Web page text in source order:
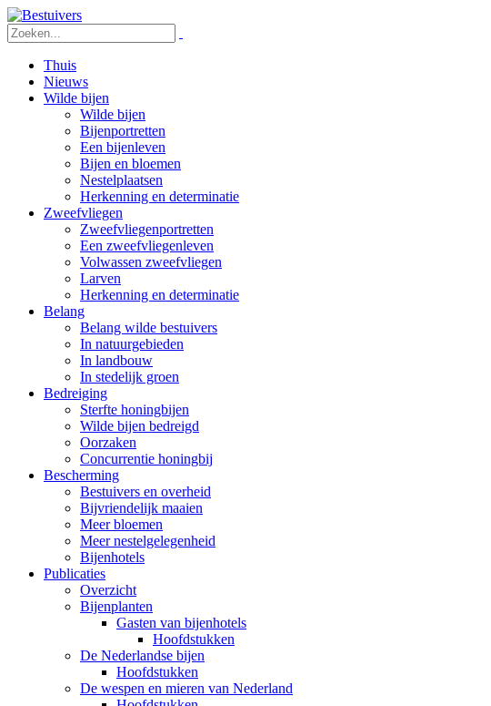
Thuis
Nieuws
Wilde bijen
Wilde bijen
Bijenportretten
Een bijenleven
Bijen en bloemen
Nestelplaatsen
Herkenning en determinatie
Zweefvliegen
Zweefvliegenportretten
Een zweefvliegenleven
Volwassen zweefvliegen
Larven
Herkenning en determinatie
Belang
Belang wilde bestuivers
In natuurgebieden
In landbouw
In stedelijk groen
Bedreiging
Sterfte honingbijen
Wilde bijen bedreigd
Oorzaken
Concurrentie honingbij
Bescherming
Bestuivers en overheid
Bijvriendelijk maaien
Meer bloemen
Meer nestelgelegenheid
Bijenhotels
Publicaties
Overzicht
Bijenplanten
Gasten van bijenhotels
Hoofdstukken
De Nederlandse bijen
Hoofdstukken
De wespen en mieren van Nederland